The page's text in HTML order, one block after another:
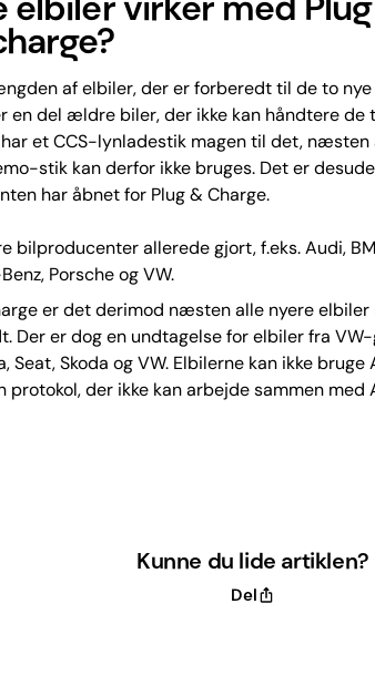
af elbiler, der er forberedt til de to
en del ældre biler, der ikke kan håndtere de
et CCS-lynladestik magen til det, næsten
stik kan derfor ikke bruges. Det er
har åbnet for Plug & Charge.
bilproducenter allerede gjort, f.eks. Audi,
Porsche og VW.
er det derimod næsten alle nyere
Der er dog en undtagelse for elbiler fra
Seat, Skoda og VW. Elbilerne kan ikke
protokol, der ikke kan arbejde sammen
Kunne du lide artiklen?
Del